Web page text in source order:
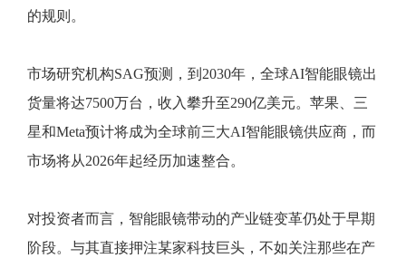
的规则。
市场研究机构SAG预测，到2030年，全球AI智能眼镜出
货量将达7500万台，收入攀升至290亿美元。苹果、三
星和Meta预计将成为全球前三大AI智能眼镜供应商，而
市场将从2026年起经历加速整合。
对投资者而言，智能眼镜带动的产业链变革仍处于早期
阶段。与其直接押注某家科技巨头，不如关注那些在产